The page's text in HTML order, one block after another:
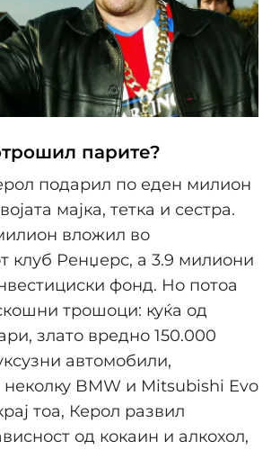
парите?
подарил по еден милион
мајка, тетка и сестра.
вложил во
клуб Ренџерс, а 3.9 милиони
фонд. Но потоа
трошоци: куќа од
злато вредно 150.000
автомобили,
неколку BMW и Mitsubishi Evo
тоа, Керол развил
од кокаин и алкохол,